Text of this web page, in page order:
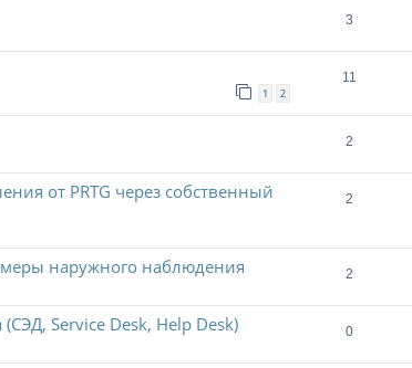
3
1 2
11
2
от PRTG через собственный
2
наружного наблюдения 2
Service Desk, Help Desk) 0